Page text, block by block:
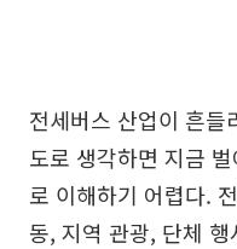
전세버스 산업이 흔들
도로 생각하면 지금
로 이해하기 어렵다.
동, 지역 관광, 단체